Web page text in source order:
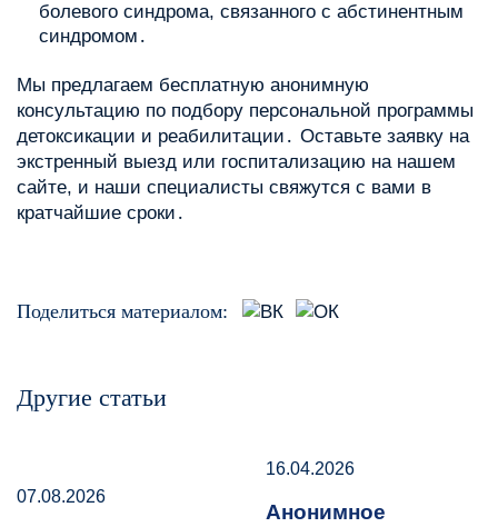
болевого синдрома, связанного с абстинентным
синдромом․
Мы предлагаем бесплатную анонимную
консультацию по подбору персональной программы
детоксикации и реабилитации․ Оставьте заявку на
экстренный выезд или госпитализацию на нашем
сайте, и наши специалисты свяжутся с вами в
кратчайшие сроки․
Поделиться материалом:
Другие статьи
07.08.2026
16.04.2026
Анонимное